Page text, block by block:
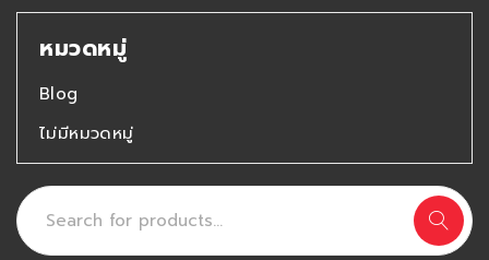
หมวดหมู่
Blog
ไม่มีหมวดหมู่